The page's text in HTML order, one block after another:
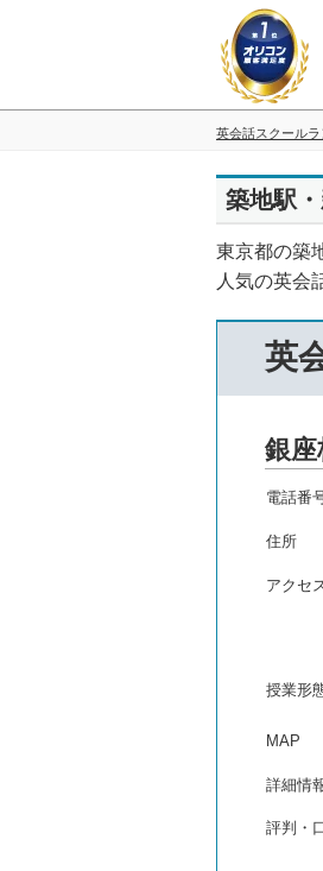
英会話スクール
築地駅
東京都の築
人気の英会
英
銀座